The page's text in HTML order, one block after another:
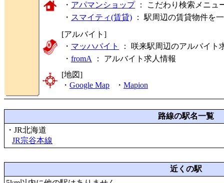
・ アパマンショップ： こだわり検索メニュ
・ スマイティ(賃貸) ： 駅周辺の賃貸物件を
[アルバイト]
・ マッハバイト
： 咲来駅周辺のアルバイト
・ fromA ： アルバイト求人情報
[地図]
・ Google Map ・ Mapion
路線の駅名一覧
・JR北海道
JR宗谷本線
近くの駅